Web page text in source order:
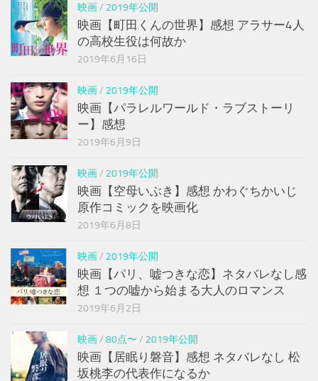
映画/ 2019年公開
映画【町田くんの世界】感想 アラサー4人
の高校生役は何故か
2019年6月16日
映画/ 2019年公開
映画【パラレルワールド・ラブストーリ
ー】感想
2019年6月9日
映画/ 2019年公開
映画【空母いぶき】感想 かわぐちかいじ
原作コミックを映画化
2019年6月8日
映画/ 2019年公開
映画【パリ、嘘つきな恋】ネタバレなし感
想 １つの嘘から始まる大人のロマンス
2019年6月2日
映画/ 80点〜 / 2019年公開
映画【居眠り磐音】感想 ネタバレなし 松
坂桃李の代表作になるか